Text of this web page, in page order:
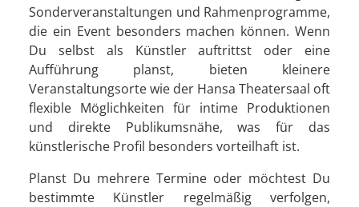
Sonderveranstaltungen und Rahmenprogramme,
die ein Event besonders machen können. Wenn
Du selbst als Künstler auftrittst oder eine
Aufführung planst, bieten kleinere
Veranstaltungsorte wie der Hansa Theatersaal oft
flexible Möglichkeiten für intime Produktionen
und direkte Publikumsnähe, was für das
künstlerische Profil besonders vorteilhaft ist.
Planst Du mehrere Termine oder möchtest Du
bestimmte Künstler regelmäßig verfolgen,